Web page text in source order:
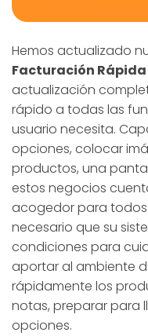
Hemos actualizado
Facturación Rápida
actualización
rápido a todas las
usuario necesita.
opciones, colocar
productos, una
estos negocios
acogedor para todos
necesario que su
condiciones para
aportar al ambiente
rápidamente los
notas, preparar para
opciones.